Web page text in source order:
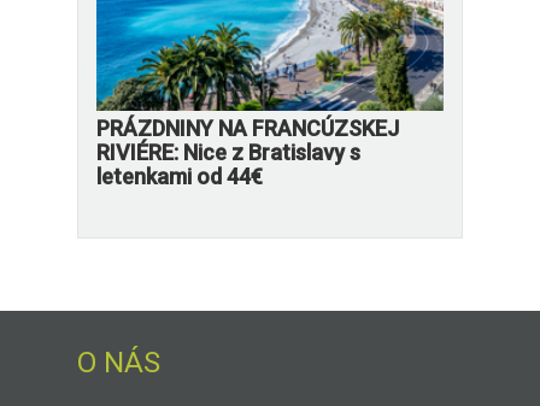
PRÁZDNINY NA FRANCÚZSKEJ
RIVIÉRE: Nice z Bratislavy s
letenkami od 44€
O NÁS